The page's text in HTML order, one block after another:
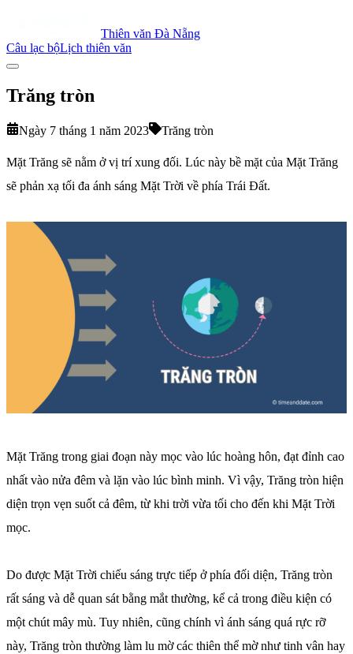
Thiên văn Đà Nẵng
Câu lạc bộLịch thiên văn
Trăng tròn
Ngày 7 tháng 1 năm 2023 Trăng tròn
Mặt Trăng sẽ nằm ở vị trí xung đối. Lúc này bề mặt của Mặt Trăng
sẽ phản xạ tối đa ánh sáng Mặt Trời về phía Trái Đất.
Mặt Trăng trong giai đoạn này mọc vào lúc hoàng hôn, đạt đỉnh cao
nhất vào nửa đêm và lặn vào lúc bình minh. Vì vậy, Trăng tròn hiện
diện trọn vẹn suốt cả đêm, từ khi trời vừa tối cho đến khi Mặt Trời
mọc.
Do được Mặt Trời chiếu sáng trực tiếp ở phía đối diện, Trăng tròn
rất sáng và dễ quan sát bằng mắt thường, kể cả trong điều kiện có
một chút mây mù. Tuy nhiên, cũng chính vì ánh sáng quá rực rỡ
này, Trăng tròn thường làm lu mờ các thiên thể mờ như tinh vân hay